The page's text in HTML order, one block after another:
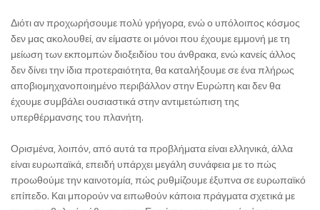
Διότι αν προχωρήσουμε πολύ γρήγορα, ενώ ο υπόλοιπος κόσμος
δεν μας ακολουθεί, αν είμαστε οι μόνοι που έχουμε εμμονή με τη
μείωση των εκπομπών διοξειδίου του άνθρακα, ενώ κανείς άλλος
δεν δίνει την ίδια προτεραιότητα, θα καταλήξουμε σε ένα πλήρως
αποβιομηχανοποιημένο περιβάλλον στην Ευρώπη και δεν θα
έχουμε συμβάλει ουσιαστικά στην αντιμετώπιση της
υπερθέρμανσης του πλανήτη.
Ορισμένα, λοιπόν, από αυτά τα προβλήματα είναι ελληνικά, άλλα
είναι ευρωπαϊκά, επειδή υπάρχει μεγάλη συνάφεια με το πώς
προωθούμε την καινοτομία, πώς ρυθμίζουμε έξυπνα σε ευρωπαϊκό
επίπεδο. Και μπορούν να ειπωθούν κάποια πράγματα σχετικά με